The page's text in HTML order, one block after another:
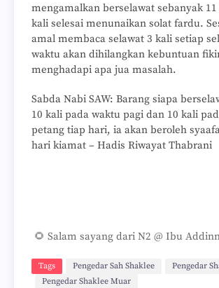
mengamalkan berselawat sebanyak
kali selesai menunaikan solat fardu.
amal membaca selawat 3 kali setiap
waktu akan dihilangkan kebuntuan
menghadapi apa jua masalah.
Sabda Nabi SAW: Barang siapa
10 kali pada waktu pagi dan 10 kali
petang tiap hari, ia akan beroleh
hari kiamat – Hadis Riwayat Thabrani
🌻 Salam sayang dari N2 @ Ibu
Tags Pengedar Sah Shaklee
Pengedar
Pengedar Shaklee Muar